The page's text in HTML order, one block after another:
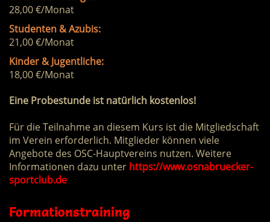
28,00 €/Monat
Studenten & Azubis:
21,00 €/Monat
Kinder & Jugentliche:
18,00 €/Monat
Eine Probestunde ist natürlich kostenlos!
Für die Teilnahme an diesem Kurs ist die Mitgliedschaft
im Verein erforderlich. Mitglieder können viele
Angebote des OSC-Hauptvereins nutzen. Weitere
Informationen dazu unter https://www.osnabruecker-
sportclub.de
Formationstraining